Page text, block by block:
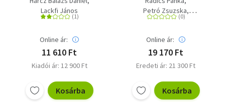
Lackfi János
Online ár:
11 610 Ft
Kiadói ár: 12 900 Ft
Kosárba
Petró Zsuzska
Jakabovics Tibor
Online ár:
19 170 Ft
Eredeti ár: 21 300 Ft
Kosárba